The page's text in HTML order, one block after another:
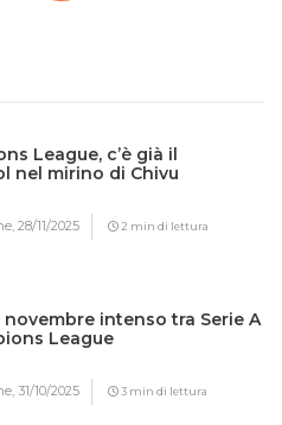
League, c’è già il
nel mirino di Chivu
28/11/2025 2 min di lettura
novembre intenso tra Serie A
League
31/10/2025 3 min di lettura